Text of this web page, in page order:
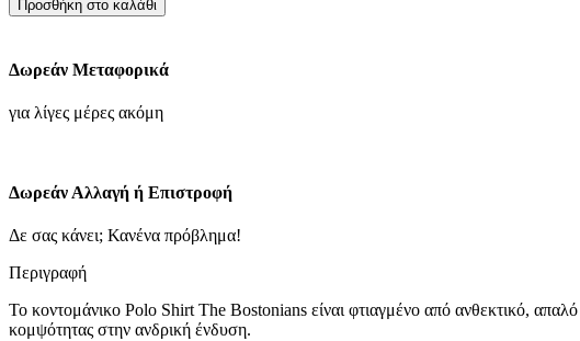
PIQUE
FIT-
ΜΩΒ
Προσθήκη στο καλάθι
Δωρεάν Μεταφορικά
για λίγες μέρες ακόμη
Δωρεάν Αλλαγή ή Επιστροφή
Δε σας κάνει; Κανένα πρόβλημα!
Περιγραφή
Το κοντομάνικο Polo Shirt The Bostonians είναι φτιαγμένο από ανθεκτικό,
κομψότητας στην ανδρική ένδυση.